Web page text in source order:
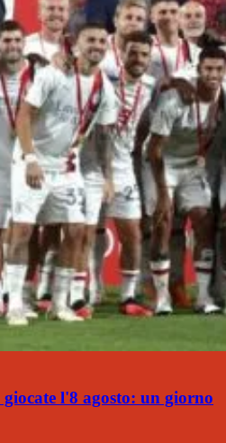
l'8 agosto: un giorno